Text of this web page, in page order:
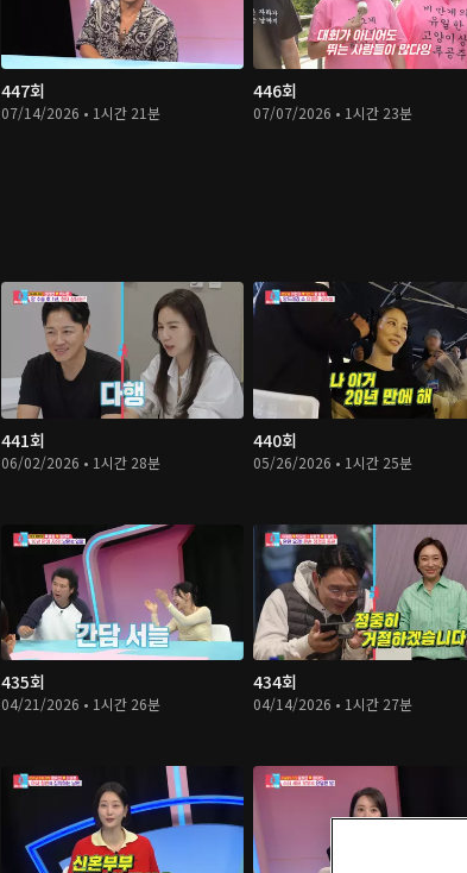
447회
07/14/2026 • 1시간 21분
446회
07/07/2026 • 1시간 23분
441회
06/02/2026 • 1시간 28분
440회
05/26/2026 • 1시간 25분
435회
04/21/2026 • 1시간 26분
434회
04/14/2026 • 1시간 27분